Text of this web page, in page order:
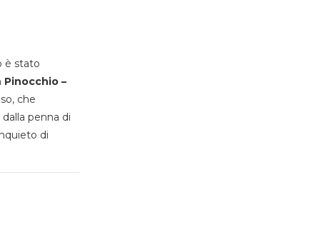
è stato
Pinocchio –
che
penna di
di